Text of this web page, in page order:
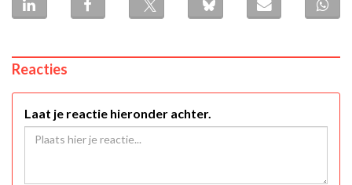
Reacties
Laat je reactie hieronder achter.